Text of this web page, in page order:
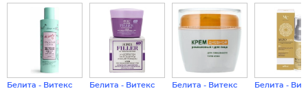
Белита - Витекс Белита - Витекс Белита - Витекс Белита -